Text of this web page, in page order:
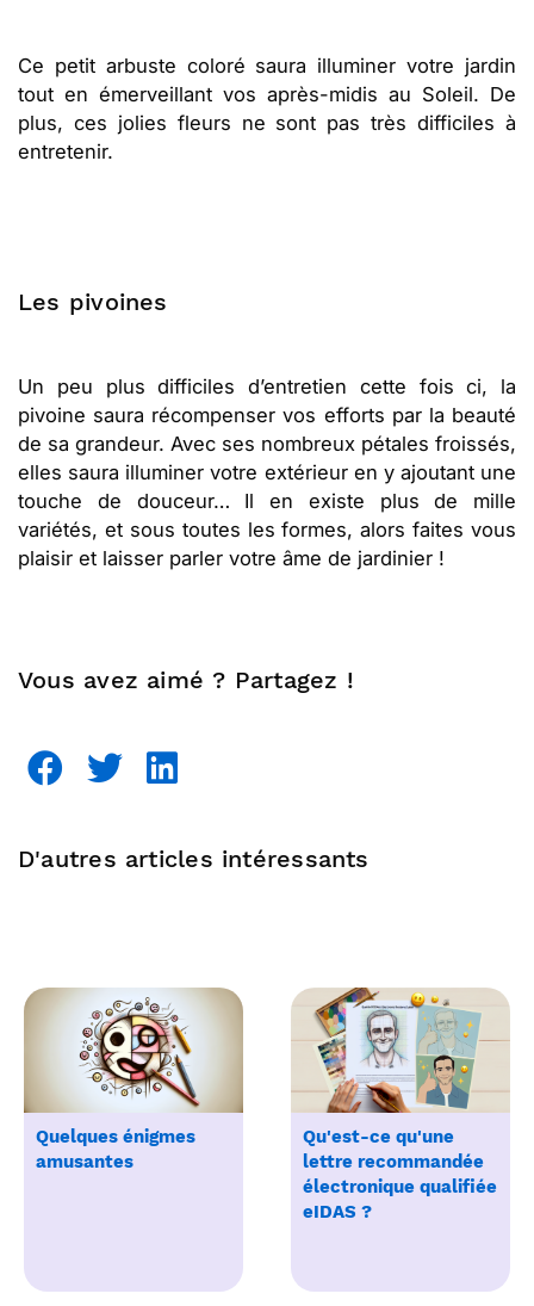
Ce petit arbuste coloré saura illuminer votre jardin
tout en émerveillant vos après-midis au Soleil. De
plus, ces jolies fleurs ne sont pas très difficiles à
entretenir.
Les pivoines
Un peu plus difficiles d’entretien cette fois ci, la
pivoine saura récompenser vos efforts par la beauté
de sa grandeur. Avec ses nombreux pétales froissés,
elles saura illuminer votre extérieur en y ajoutant une
touche de douceur… Il en existe plus de mille
variétés, et sous toutes les formes, alors faites vous
plaisir et laisser parler votre âme de jardinier !
Vous avez aimé ? Partagez !
D'autres articles intéressants
Quelques énigmes
amusantes
Qu'est-ce qu'une
lettre recommandée
électronique qualifiée
eIDAS ?